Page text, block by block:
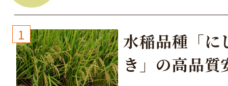
1
水稲品種「に
き」の高品質